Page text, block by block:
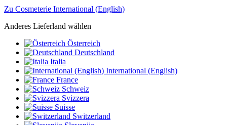
Zu Cosmeterie International (English)
Anderes Lieferland wählen
Österreich
Deutschland
Italia
International (English)
France
Schweiz
Svizzera
Suisse
Switzerland